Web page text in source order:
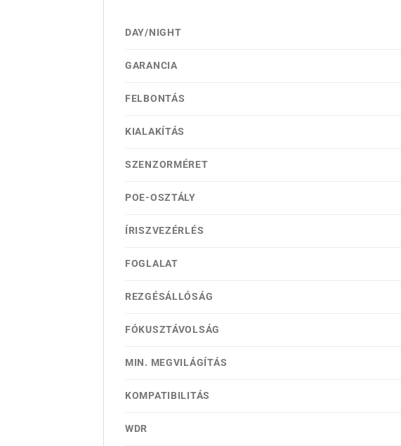
DAY/NIGHT
GARANCIA
FELBONTÁS
KIALAKÍTÁS
SZENZORMÉRET
POE-OSZTÁLY
ÍRISZVEZÉRLÉS
FOGLALAT
REZGÉSÁLLÓSÁG
FÓKUSZTÁVOLSÁG
MIN. MEGVILÁGÍTÁS
KOMPATIBILITÁS
WDR